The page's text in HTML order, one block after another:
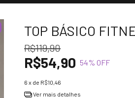
TOP BÁSICO
R$119,90
R$54,90 54% OFF
6 x de R$10,46
Ver mais detalhes